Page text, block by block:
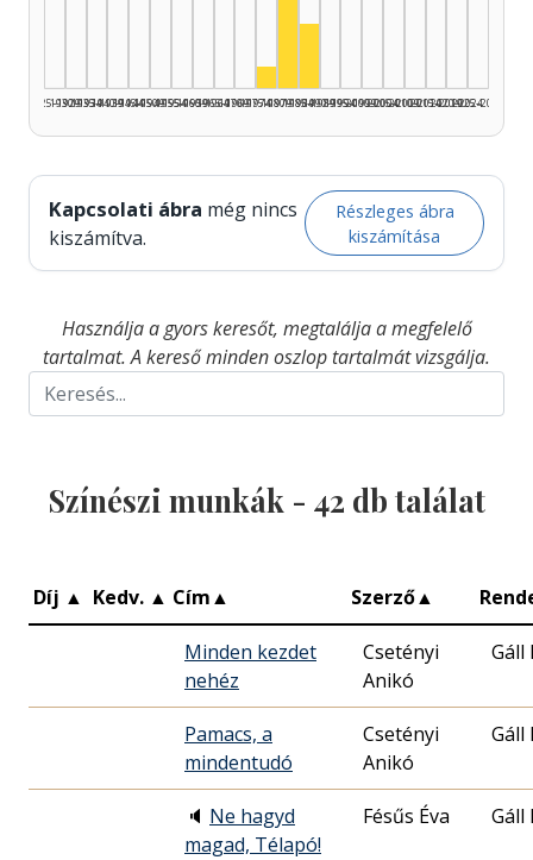
1925–1929
1930–1934
1935–1939
1940–1944
1945–1949
1950–1954
1955–1959
1960–1964
1965–1969
1970–1974Színész, 1975–1979: 3
1975–1979
1980–1984
1985–1989
1990–1994
1995–1999
2000–2004
2005–2009
2010–2014
2015–2019
2020–2024
2025–2026
Kapcsolati ábra még nincs
kiszámítva.
Részleges ábra
kiszámítása
Használja a gyors keresőt, megtalálja a megfelelő
tartalmat. A kereső minden oszlop tartalmát vizsgálja.
Színészi munkák - 42 db találat
Díj ▲ Kedv. ▲ Cím▲ Szerző▲
Minden kezdet
nehéz
Csetényi
Anikó
Gáll
Pamacs, a
mindentudó
Csetényi
Anikó
Gáll
🔈 Ne hagyd
magad, Télapó!
Fésűs Éva Gáll